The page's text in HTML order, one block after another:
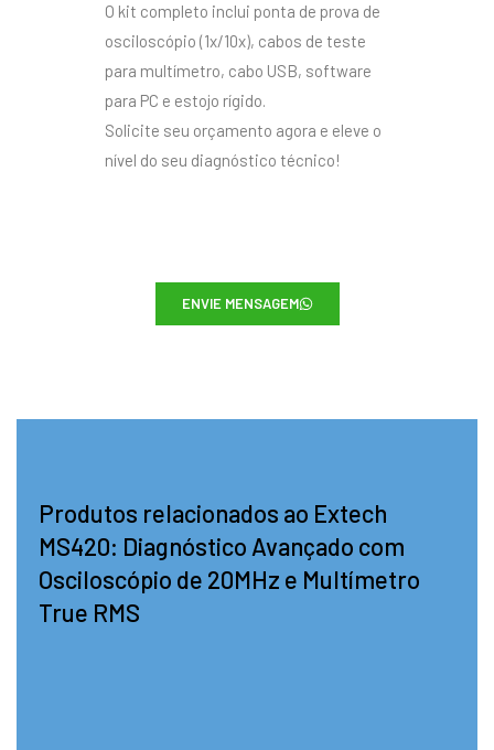
O kit completo inclui ponta de prova de
osciloscópio (1x/10x), cabos de teste
para multímetro, cabo USB, software
para PC e estojo rígido.
Solicite seu orçamento agora e eleve o
nível do seu diagnóstico técnico!
ENVIE MENSAGEM
Produtos relacionados ao Extech
MS420: Diagnóstico Avançado com
Osciloscópio de 20MHz e Multímetro
True RMS